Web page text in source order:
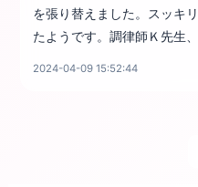
を張り替えました。スッキ
たようです。調律師Ｋ先生
2024-04-09 15:52:44